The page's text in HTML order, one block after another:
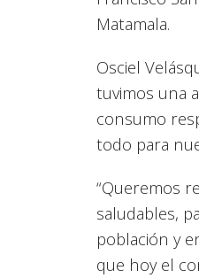
Matamala.
Osciel
tuvimos una
consumo
todo para
“Queremos
saludables,
población y
que hoy el